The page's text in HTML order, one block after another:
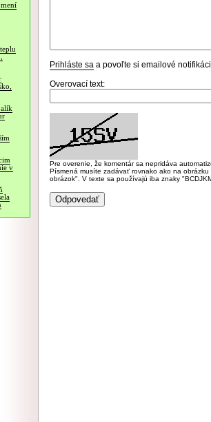
v
Prihláste sa a povoľte si emailové
Overovací text:
Pre overenie, že komentár sa nepridáva
Písmená musíte zadávať rovnako ako na
obrázok". V texte sa používajú iba znaky